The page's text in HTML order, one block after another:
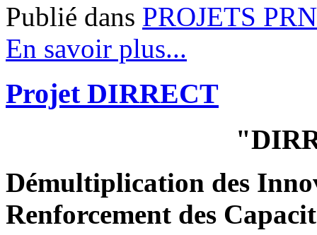
Publié dans PROJETS PRN
En savoir plus...
Projet DIRRECT
Démultiplication des
Renforcement des